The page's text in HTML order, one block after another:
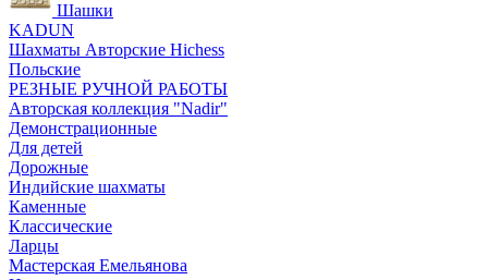
Шашки
KADUN
Шахматы Авторские Hichess
Польские
РЕЗНЫЕ РУЧНОЙ РАБОТЫ
Авторская коллекция "Nadir"
Демонстрационные
Для детей
Дорожные
Индийские шахматы
Каменные
Классические
Ларцы
Мастерская Емельянова